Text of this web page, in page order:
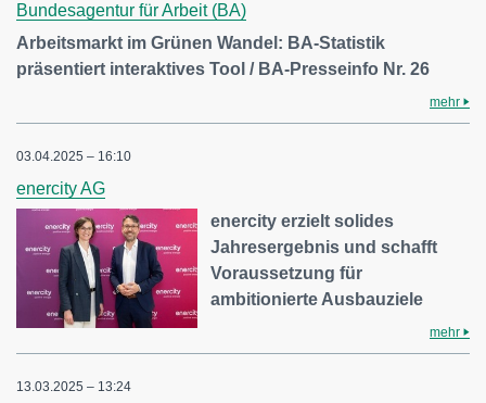
Bundesagentur für Arbeit (BA)
Arbeitsmarkt im Grünen Wandel: BA-Statistik
präsentiert interaktives Tool / BA-Presseinfo Nr. 26
mehr
03.04.2025 – 16:10
enercity AG
enercity erzielt solides
Jahresergebnis und schafft
Voraussetzung für
ambitionierte Ausbauziele
mehr
13.03.2025 – 13:24